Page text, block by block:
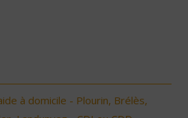
à domicile - Plourin, Brélès,